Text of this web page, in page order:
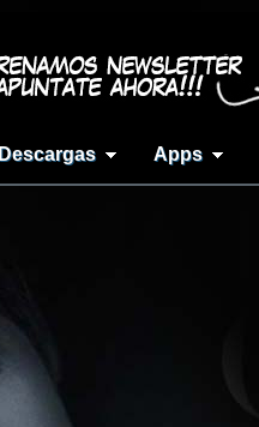
Descargas Apps